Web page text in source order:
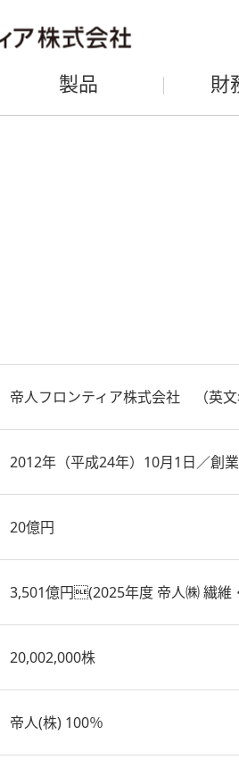
製品 財
帝人フロンティア株式会社 （英文
2012年（平成24年）10月1日／創
20億円
3,501億円(2025年度 帝人㈱ 繊維
20,002,000株
帝人(株) 100％